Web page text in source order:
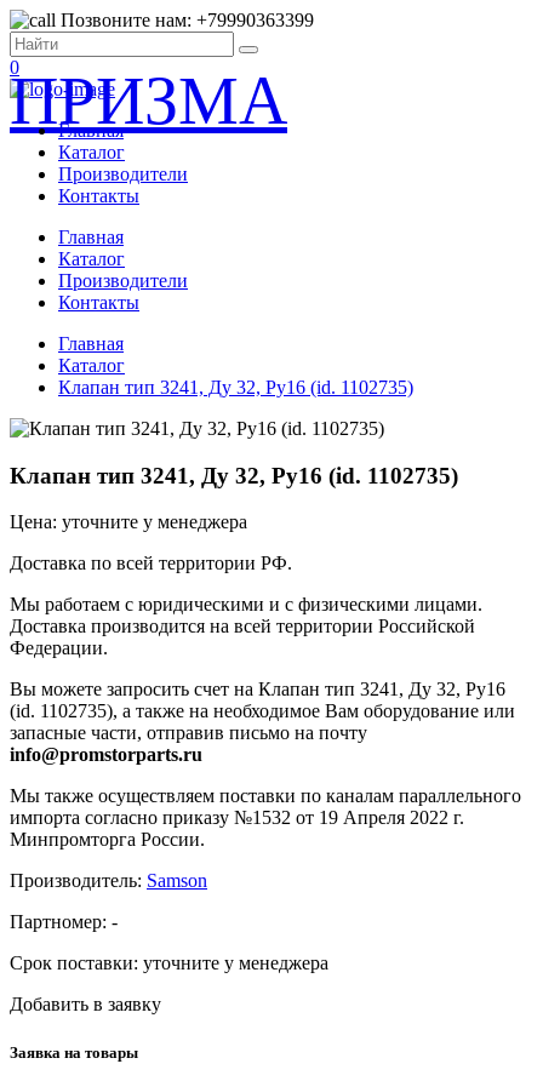
Позвоните нам: +79990363399
0
ПРИЗМА
Главная
Каталог
Производители
Контакты
Главная
Каталог
Производители
Контакты
Главная
Каталог
Клапан тип 3241, Ду 32, Ру16 (id. 1102735)
Клапан тип 3241, Ду 32, Ру16 (id. 1102735)
Цена: уточните у менеджера
Доставка по всей территории РФ.
Мы работаем с юридическими и с физическими лицами.
Доставка производится на всей территории Российской
Федерации.
Вы можете запросить счет на Клапан тип 3241, Ду 32, Ру16
(id. 1102735), а также на необходимое Вам оборудование или
запасные части, отправив письмо на почту
info@promstorparts.ru
Мы также осуществляем поставки по каналам параллельного
импорта согласно приказу №1532 от 19 Апреля 2022 г.
Минпромторга России.
Производитель: Samson
Партномер: -
Срок поставки: уточните у менеджера
Добавить в заявку
Заявка на товары